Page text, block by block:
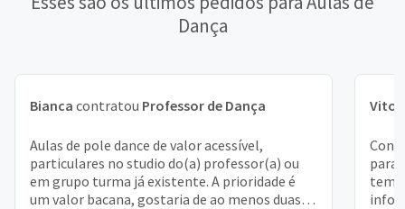
Dança
Bianca contratou Professor de Dança
Aulas de pole dance de valor acessível,
particulares no studio do(a) professor(a) ou
em grupo turma já existente. A prioridade é
um valor bacana, gostaria de ao menos duas
Vitor
para